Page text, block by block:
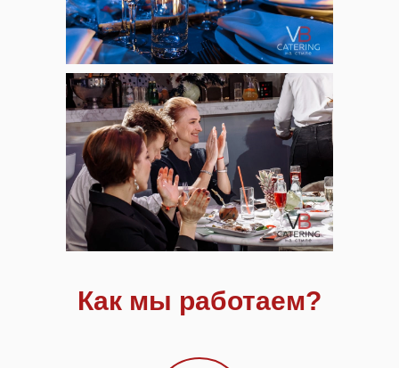
Как мы работаем?